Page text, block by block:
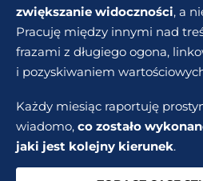
zwiększanie widoczności, a
Pracuję między innymi nad
frazami z długiego ogona,
i pozyskiwaniem
Każdy miesiąc raportuję
wiadomo, co zostało
jaki jest kolejny kierunek.